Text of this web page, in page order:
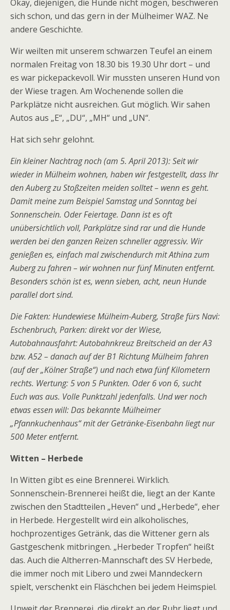
Okay, diejenigen, die Hunde nicht mögen, beschweren
sich schon, und das gern in der Mülheimer WAZ. Ne
andere Geschichte.
Wir weilten mit unserem schwarzen Teufel an einem
normalen Freitag von 18.30 bis 19.30 Uhr dort – und
es war pickepackevoll. Wir mussten unseren Hund von
der Wiese tragen. Am Wochenende sollen die
Parkplätze nicht ausreichen. Gut möglich. Wir sahen
Autos aus „E“, „DU“, „MH“ und „UN“.
Hat sich sehr gelohnt.
Ein kleiner Nachtrag noch (am 5. April 2013): Seit wir
wieder in Mülheim wohnen, haben wir festgestellt, dass Ihr
den Auberg zu Stoßzeiten meiden solltet – wenn es geht.
Damit meine zum Beispiel Samstag und Sonntag bei
Sonnenschein. Oder Feiertage. Dann ist es oft
unübersichtlich voll, Parkplätze sind rar und die Hunde
werden bei den ganzen Reizen schneller aggressiv. Wir
genießen es, einfach mal zwischendurch mit Athina zum
Auberg zu fahren – wir wohnen nur fünf Minuten entfernt.
Besonders schön ist es, wenn sieben, acht, neun Hunde
parallel dort sind.
Die Fakten: Hundewiese Mülheim-Auberg, Straße fürs Navi:
Eschenbruch, Parken: direkt vor der Wiese,
Autobahnausfahrt: Autobahnkreuz Breitscheid an der A3
bzw. A52 – danach auf der B1 Richtung Mülheim fahren
(auf der „Kölner Straße“) und nach etwa fünf Kilometern
rechts. Wertung: 5 von 5 Punkten. Oder 6 von 6, sucht
Euch was aus. Volle Punktzahl jedenfalls. Und wer noch
etwas essen will: Das bekannte Mülheimer
„Pfannkuchenhaus“ mit der Getränke-Eisenbahn liegt nur
500 Meter entfernt.
Witten – Herbede
In Witten gibt es eine Brennerei. Wirklich.
Sonnenschein-Brennerei heißt die, liegt an der Kante
zwischen den Stadtteilen „Heven“ und „Herbede“, eher
in Herbede. Hergestellt wird ein alkoholisches,
hochprozentiges Getränk, das die Wittener gern als
Gastgeschenk mitbringen. „Herbeder Tropfen“ heißt
das. Auch die Altherren-Mannschaft des SV Herbede,
die immer noch mit Libero und zwei Manndeckern
spielt, verschenkt ein Fläschchen bei jedem Heimspiel.